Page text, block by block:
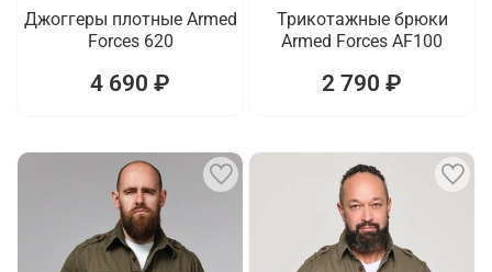
Джоггеры плотные Armed
Forces 620
4 690 ₽
Трикотажные брюки
Armed Forces AF100
2 790 ₽